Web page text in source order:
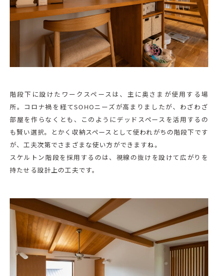
階段下に設けたワークスペースは、主に奥さまが使用する場
所。コロナ禍を経てSOHOニーズが高まりましたが、わざわざ
部屋を作らなくとも、このようにデッドスペースを活用するの
も賢い選択。とかく収納スペースとして使われがちの階段下です
が、工夫次第でさまざまな使い方ができますね。
スケルトン階段を採用するのは、視線の抜けを設けて広がりを
持たせる設計上の工夫です。